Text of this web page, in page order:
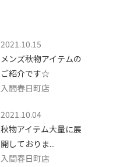
2021.10.15
メンズ秋物アイテムの
ご紹介です☆
入間春日町店
2021.10.04
秋物アイテム大量に展
開しておりま...
入間春日町店